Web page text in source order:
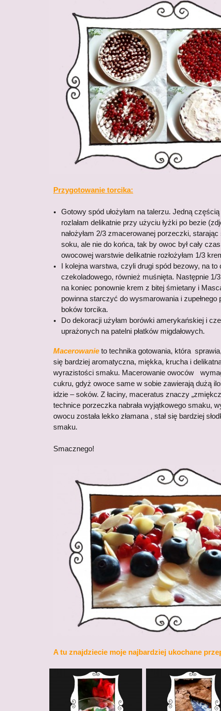
Przygotowanie torcika:
Gotowy spód ułożyłam na talerzu. Jedną
rozlałam delikatnie przy użyciu łyżki po bezie
nałożyłam 2/3 zmacerowanej porzeczki,
soku, ale nie do końca, tak by owoc był cały
owocowej warstwie delikatnie rozłożyłam 1/3
I kolejna warstwa, czyli drugi spód bezowy, na
czekoladowego, również muśnięta. Następnie 1/
na koniec ponownie krem z bitej śmietany i
powinna starczyć do wysmarowania i
boków torcika.
Do dekoracji użyłam borówki amerykańskiej i
uprażonych na patelni płatków migdałowych.
Macerowanie to technika gotowania, która
się bardziej aromatyczna, miękka, krucha i
wyrazistości smaku. Macerowanie owoców
cukru, gdyż owoce same w sobie zawierają dużą
idzie – soków. Z łaciny, maceratus znaczy
technice porzeczka nabrała wyjątkowego smaku,
owocu została lekko złamana , stał się bardziej
smaku.
Smacznego!
A tu znajdziecie moje najbardziej ukochane